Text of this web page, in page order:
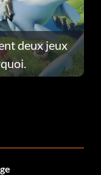
deux jeux